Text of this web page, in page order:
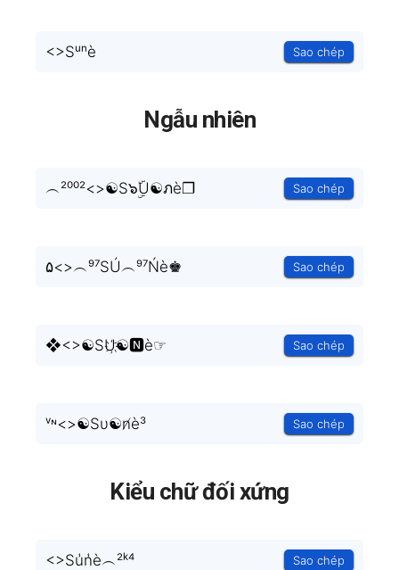
<>Sᵘⁿè Sao chép
Ngẫu nhiên
︵²⁰⁰²<>☯S๖ۣۜU☯ภè❐ Sao chép
۵<>︵⁹⁷SÚ︵⁹⁷Ńè♚ Sao chép
❖<>☯SU҉☯🅽è☞ Sao chép
ᵛᶰ<>☯Sυ☯n̸è³ Sao chép
Kiểu chữ đối xứng
<>Su̾n̾è︵²ᵏ⁴ Sao chép